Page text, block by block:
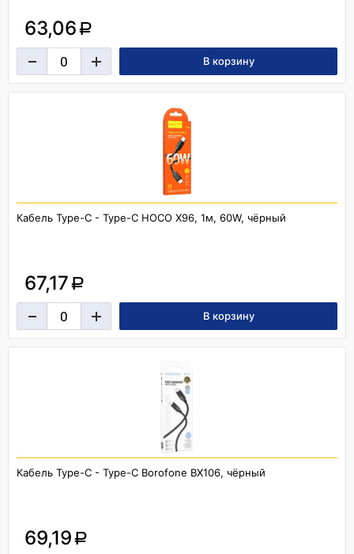
63,06 a
Кабель Type-C - Type-C HOCO X96, 1м, 60W, чёрный
67,17 a
Кабель Type-C - Type-C Borofone BX106, чёрный
69,19 a